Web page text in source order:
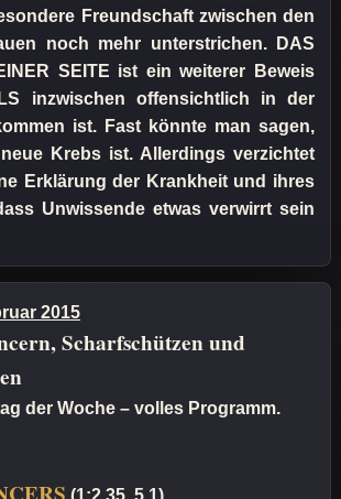
Freundschaft zwischen den
noch mehr unterstrichen. DAS
SEITE ist ein weiterer Beweis
inzwischen offensichtlich in der
ist. Fast könnte man sagen,
Krebs ist. Allerdings verzichtet
Erklärung der Krankheit und ihres
Unwissende etwas verwirrt sein
2015
Scharfschützen und
der Woche – volles Programm.